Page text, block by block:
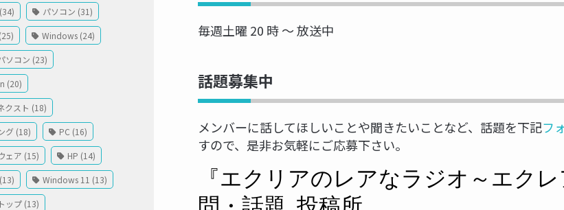
毎週土曜 20 時 ～ 放送中
話題募集中
メンバーに話してほしいことや聞きたいことなど、話題を下記フ
すので、是非お気軽にご応募下さい。
パソコン (31)
Windows (24)
ソコン (23)
(20)
クスト (18)
グ (18) PC (16)
ェア (15) HP (14)
Windows 11 (13)
ップ (13)